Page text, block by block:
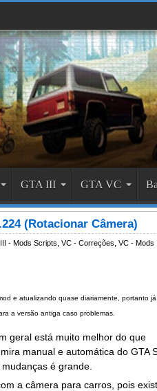
GTA III GTA VC
(Rotacionar Câmera)
III - Mods Scripts VC - Correções VC - Mods
e atualizando quase diariamente, portanto já
a versão antiga caso problemas.
geral está muito melhor do que
manual e automática do GTA
é grande.
a câmera para carros, pois